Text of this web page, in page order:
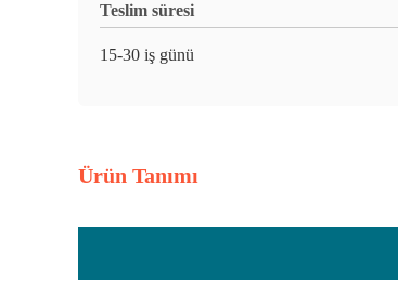
Teslim süresi
15-30 iş günü
Ürün Tanımı